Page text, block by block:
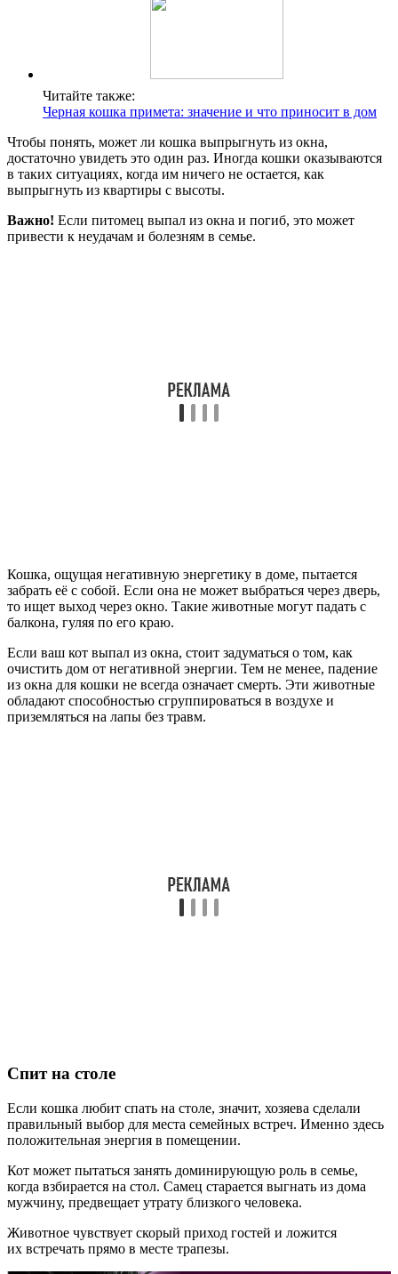
Читайте также:
Черная кошка примета: значение и что приносит в дом
Чтобы понять, может ли кошка выпрыгнуть из окна,
достаточно увидеть это один раз. Иногда кошки оказываются
в таких ситуациях, когда им ничего не остается, как
выпрыгнуть из квартиры с высоты.
Важно! Если питомец выпал из окна и погиб, это может
привести к неудачам и болезням в семье.
Кошка, ощущая негативную энергетику в доме, пытается
забрать её с собой. Если она не может выбраться через дверь,
то ищет выход через окно. Такие животные могут падать с
балкона, гуляя по его краю.
Если ваш кот выпал из окна, стоит задуматься о том, как
очистить дом от негативной энергии. Тем не менее, падение
из окна для кошки не всегда означает смерть. Эти животные
обладают способностью сгруппироваться в воздухе и
приземляться на лапы без травм.
Спит на столе
Если кошка любит спать на столе, значит, хозяева сделали
правильный выбор для места семейных встреч. Именно здесь
положительная энергия в помещении.
Кот может пытаться занять доминирующую роль в семье,
когда взбирается на стол. Самец старается выгнать из дома
мужчину, предвещает утрату близкого человека.
Животное чувствует скорый приход гостей и ложится
их встречать прямо в месте трапезы.